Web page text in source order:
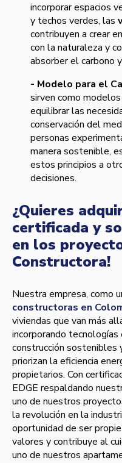
incorporar espacios
y techos verdes, las
contribuyen a crear
con la naturaleza y
absorber el carbono
- Modelo para el
sirven como
equilibrar las
conservación del
personas
manera sostenible,
estos principios a
decisiones.
¿Quieres
certificada y
en los
Constructora!
Nuestra empresa, como
constructoras en
viviendas que van más
incorporando
construcción
priorizan la eficiencia
propietarios. Con
EDGE respaldando
uno de nuestros
la revolución en la
oportunidad de ser
valores y contribuye al
uno de nuestros